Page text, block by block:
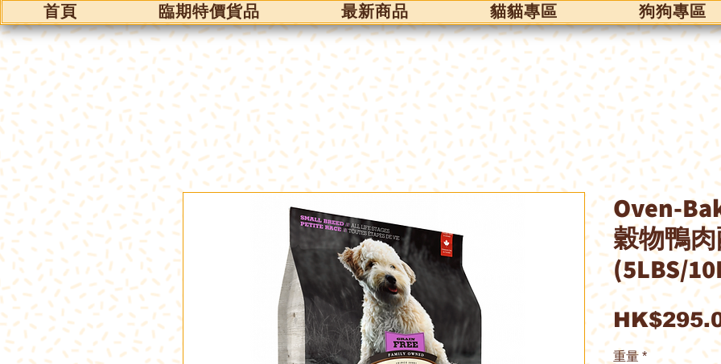
首頁 臨期特價貨品 最新商品 貓貓專區 狗狗專區
Oven-
穀物鴨
(5LBS/
重量 *